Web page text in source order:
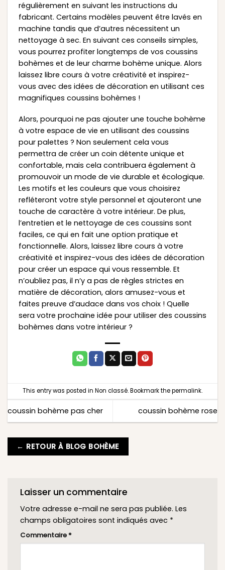
régulièrement en suivant les instructions du
fabricant. Certains modèles peuvent être lavés en
machine tandis que d’autres nécessitent un
nettoyage à sec. En suivant ces conseils simples,
vous pourrez profiter longtemps de vos coussins
bohèmes et de leur charme bohème unique. Alors
laissez libre cours à votre créativité et inspirez-
vous avec des idées de décoration en utilisant ces
magnifiques coussins bohèmes !
Alors, pourquoi ne pas ajouter une touche bohème
à votre espace de vie en utilisant des coussins
pour palettes ? Non seulement cela vous
permettra de créer un coin détente unique et
confortable, mais cela contribuera également à
promouvoir un mode de vie durable et écologique.
Les motifs et les couleurs que vous choisirez
refléteront votre style personnel et ajouteront une
touche de caractère à votre intérieur. De plus,
l’entretien et le nettoyage de ces coussins sont
faciles, ce qui en fait une option pratique et
fonctionnelle. Alors, laissez libre cours à votre
créativité et inspirez-vous des idées de décoration
pour créer un espace qui vous ressemble. Et
n’oubliez pas, il n’y a pas de règles strictes en
matière de décoration, alors amusez-vous et
faites preuve d’audace dans vos choix ! Quelle
sera votre prochaine idée pour utiliser des coussins
bohèmes dans votre intérieur ?
This entry was posted in Non classé. Bookmark thepermalink.
coussin bohème pas cher coussin bohème rose
← RETOUR À BLOG BOHÈME
Laisser un commentaire
Votre adresse e-mail ne sera pas publiée. Les
champs obligatoires sont indiqués avec *
Commentaire *